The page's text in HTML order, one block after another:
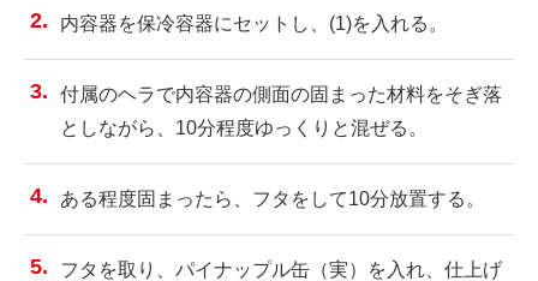
内容器を保冷容器にセットし、(1)を入れる。
付属のヘラで内容器の側面の固まった材料をそぎ落
としながら、10分程度ゆっくりと混ぜる。
ある程度固まったら、フタをして10分放置する。
フタを取り、パイナップル缶（実）を入れ、仕上げ